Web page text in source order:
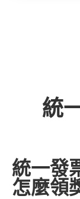
統
統一發
怎麼領